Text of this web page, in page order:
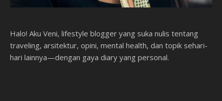
Halo! Aku Veni, lifestyle blogger yang suka nulis tentang
traveling, arsitektur, opini, mental health, dan topik sehari-
hari lainnya—dengan gaya diary yang personal.